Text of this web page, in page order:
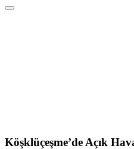
Köşklüçeşme’de Açık